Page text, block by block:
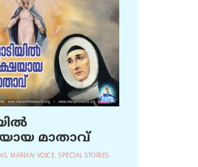
മാതാവ്
, MARIAN VOICE, SPECIAL STORIES